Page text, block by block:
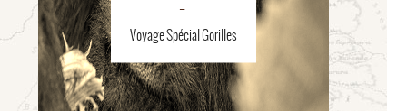
Voyage Spécial Gorilles